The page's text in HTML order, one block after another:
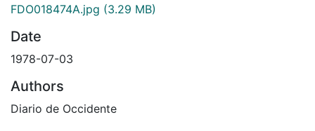
FDO018474A.jpg (3.29 MB)
Date
1978-07-03
Authors
Diario de Occidente